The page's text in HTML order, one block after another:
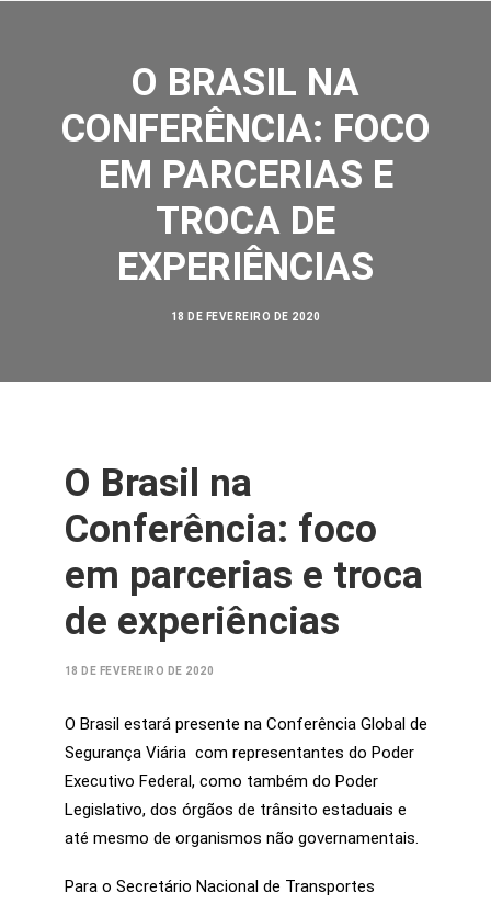
VISÃO ZERO
NOSSA HISTÓRIA
O BRASIL NA
CONFERÊNCIA: FOCO
EM PARCERIAS E
TROCA DE
EXPERIÊNCIAS
18 DE FEVEREIRO DE 2020
O Brasil na
Conferência: foco
em parcerias e troca
de experiências
18 DE FEVEREIRO DE 2020
O Brasil estará presente na Conferência Global de
Segurança Viária com representantes do Poder
Executivo Federal, como também do Poder
Legislativo, dos órgãos de trânsito estaduais e
até mesmo de organismos não governamentais.
Para o Secretário Nacional de Transportes